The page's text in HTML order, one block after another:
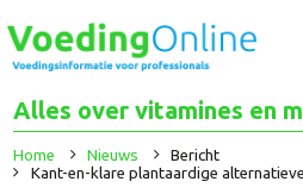
Alles over vitamines en
Home Nieuws
Bericht
Kant-en-klare plantaardige